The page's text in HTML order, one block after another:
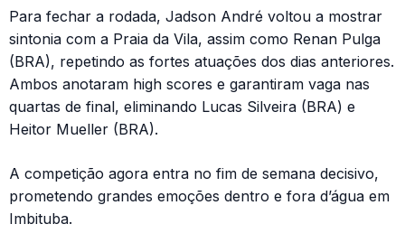
Para fechar a rodada, Jadson André voltou a mostrar
sintonia com a Praia da Vila, assim como Renan Pulga
(BRA), repetindo as fortes atuações dos dias anteriores.
Ambos anotaram high scores e garantiram vaga nas
quartas de final, eliminando Lucas Silveira (BRA) e
Heitor Mueller (BRA).
A competição agora entra no fim de semana decisivo,
prometendo grandes emoções dentro e fora d’água em
Imbituba.